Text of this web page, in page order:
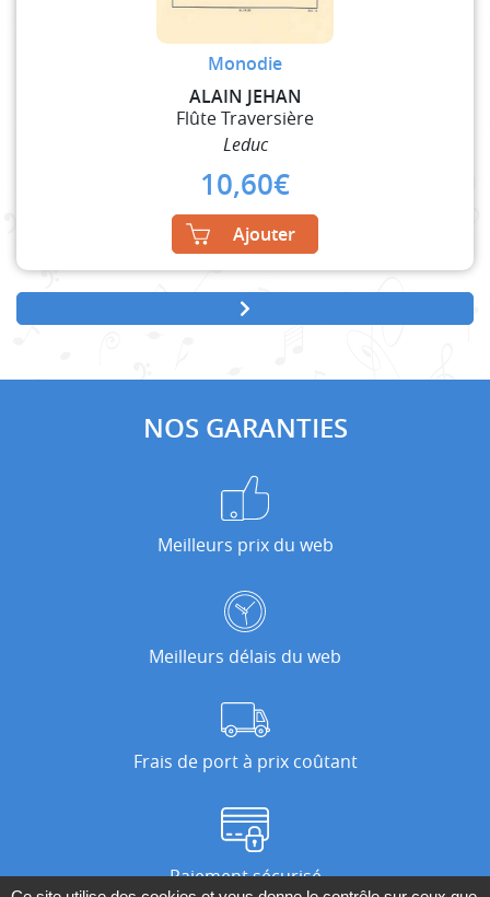
Monodie
ALAIN JEHAN
Flûte Traversière
Leduc
10,60€
Ajouter
NOS GARANTIES
Meilleurs prix du web
Meilleurs délais du web
Frais de port à prix coûtant
Paiement sécurisé